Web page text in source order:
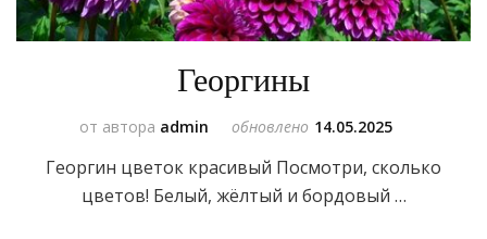
Георгины
от автора admin обновлено 14.05.2025
Георгин цветок красивый Посмотри, сколько
цветов! Белый, жёлтый и бордовый …